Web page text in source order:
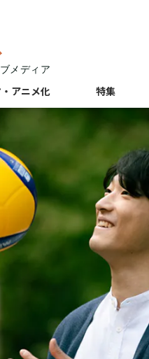
メディア
アニメ化 特集